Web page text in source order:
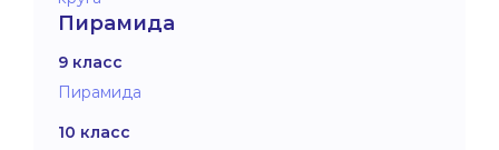
Пирамида
9 класс
Пирамида
10 класс